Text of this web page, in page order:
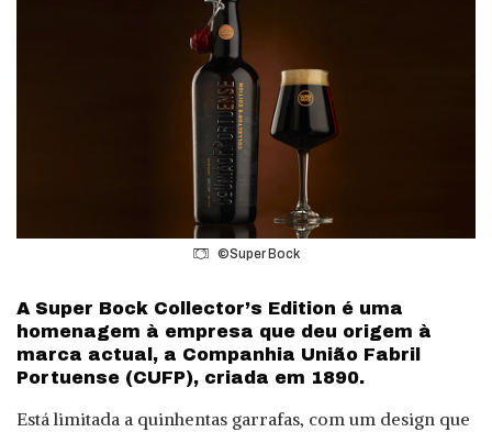
©Super Bock
A Super Bock Collector’s Edition é uma
homenagem à empresa que deu origem à
marca actual, a Companhia União Fabril
Portuense (CUFP), criada em 1890.
Está limitada a quinhentas garrafas, com um design que